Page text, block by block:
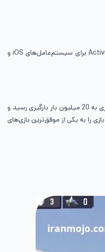
کالاف دیوتی موبایل (Call of Duty: Mobile) یک بازی ویدئویی رایگان در سبک تیراندازی اول شخص است که توسط TiMi Studios، زیرمجموعه‌ای از Tencent Games، توسعه یافته و توسط Activision برای سیستم‌عامل‌های iOS و
بازی کالاف دیوتی موبایل در تاریخ 1 اکتبر 2019 منتشر شد و در مدت کوتاهی پس از انتشار، به یکی از محبوب‌ترین بازی‌های موبایلی تبدیل شد و رکوردهای زیادی را شکست. در روز اول انتشار، این بازی به 20 میلیون بار بارگیری رسید و
بارگذاری‌های این بازی به 100 میلیون رسید و درآمدش به بیش از 17.7 میلیون دلار رسید و این بازی را به یکی از موفق‌ترین بازی‌های